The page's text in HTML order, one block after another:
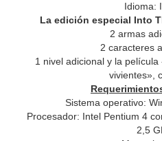
Idioma:
La edición especial Into
2 armas
2 caracteres
1 nivel adicional y la
vivientes»,
Sistema operativo:
Procesador: Intel Pentium 4
2,5